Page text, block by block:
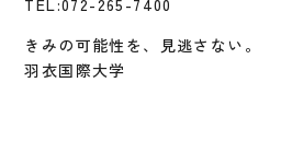
きみの可能性を、見逃さない。
羽衣国際大学